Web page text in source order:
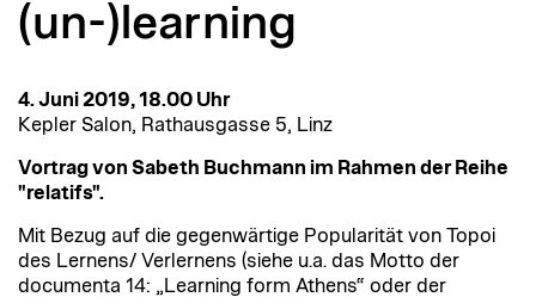
(un-)learning
4. Juni 2019, 18.00 Uhr
Kepler Salon, Rathausgasse 5, Linz
Vortrag von Sabeth Buchmann im Rahmen der Reihe
"relatifs".
Mit Bezug auf die gegenwärtige Popularität von Topoi
des Lernens/ Verlernens (siehe u.a. das Motto der
documenta 14: „Learning form Athens“ oder der